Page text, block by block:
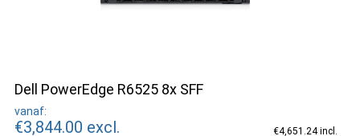
Dell PowerEdge R6525 8x SFF
vanaf:
€3,844.00 excl. €4,651.24 incl.